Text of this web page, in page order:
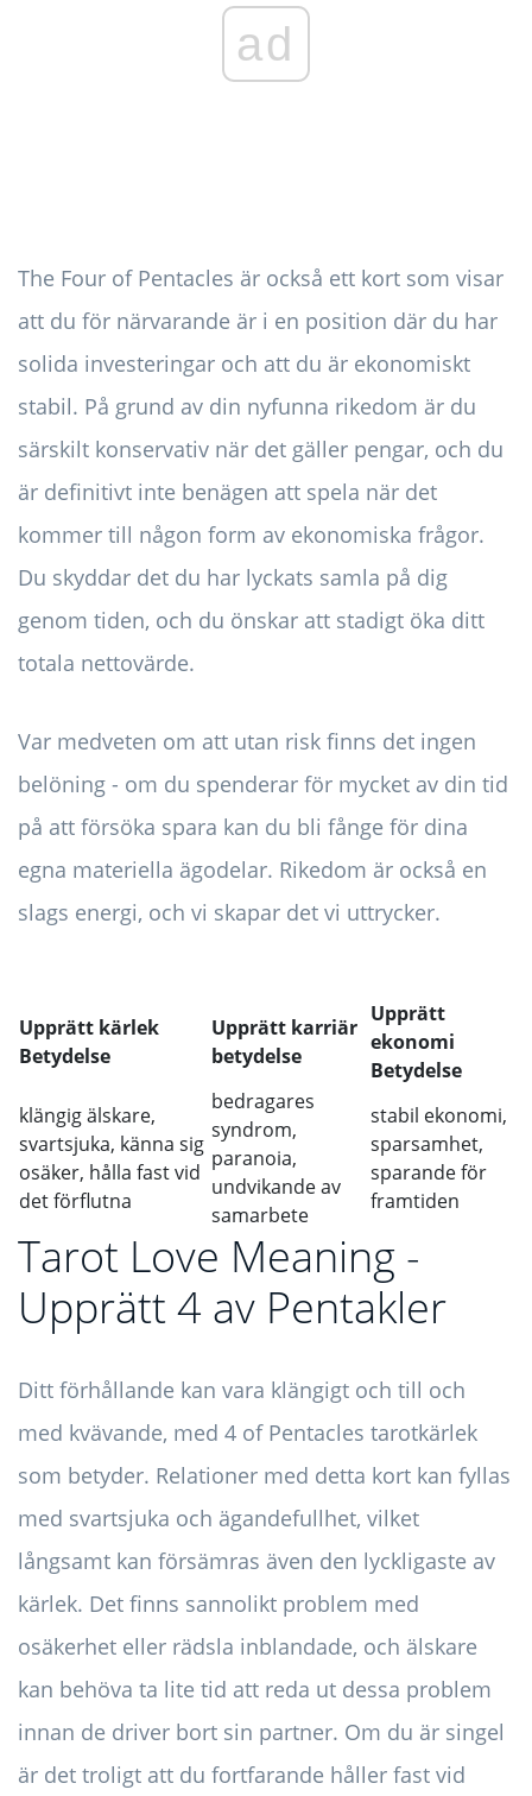
ad
The Four of Pentacles är också ett kort som visar
att du för närvarande är i en position där du har
solida investeringar och att du är ekonomiskt
stabil. På grund av din nyfunna rikedom är du
särskilt konservativ när det gäller pengar, och du
är definitivt inte benägen att spela när det
kommer till någon form av ekonomiska frågor.
Du skyddar det du har lyckats samla på dig
genom tiden, och du önskar att stadigt öka ditt
totala nettovärde.
Var medveten om att utan risk finns det ingen
belöning - om du spenderar för mycket av din tid
på att försöka spara kan du bli fånge för dina
egna materiella ägodelar. Rikedom är också en
slags energi, och vi skapar det vi uttrycker.
Upprätt kärlek
Betydelse
Upprätt karriär
betydelse
Upprätt
ekonomi
Betydelse
klängig älskare,
svartsjuka, känna sig
osäker, hålla fast vid
det förflutna
bedragares
syndrom,
paranoia,
undvikande av
samarbete
stabil ekonomi,
sparsamhet,
sparande för
framtiden
Tarot Love Meaning -
Upprätt 4 av Pentakler
Ditt förhållande kan vara klängigt och till och
med kvävande, med 4 of Pentacles tarotkärlek
som betyder. Relationer med detta kort kan fyllas
med svartsjuka och ägandefullhet, vilket
långsamt kan försämras även den lyckligaste av
kärlek. Det finns sannolikt problem med
osäkerhet eller rädsla inblandade, och älskare
kan behöva ta lite tid att reda ut dessa problem
innan de driver bort sin partner. Om du är singel
är det troligt att du fortfarande håller fast vid